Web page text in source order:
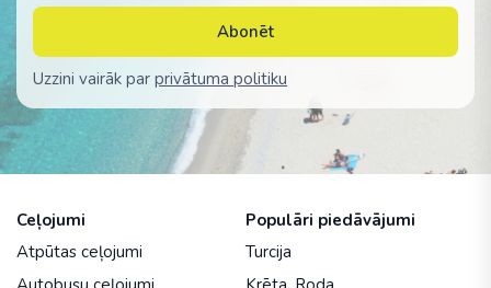
Abonēt
Uzzini vairāk par privātuma politiku
Ceļojumi
Atpūtas ceļojumi
Populāri piedāvājumi
Turcija